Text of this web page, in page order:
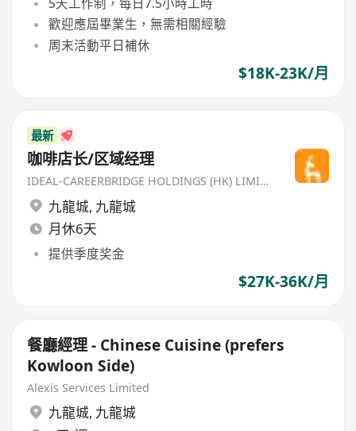
歡迎應屆畢業生，無需相關經驗
周末活動平日補休
$18K-23K/月
最新
咖啡店长/区域经理
IDEAL-CAREERBRIDGE HOLDINGS (HK) LIMITED
九龍城, 九龍城
月休6天
提供季度奖金
$27K-36K/月
餐廳經理 - Chinese Cuisine (prefers
Kowloon Side)
Alexis Services Limited
九龍城, 九龍城